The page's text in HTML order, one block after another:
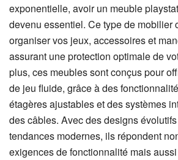
exponentielle, avoir un meuble
devenu essentiel. Ce type de mobilier
organiser vos jeux, accessoires et
assurant une protection optimale de
plus, ces meubles sont conçus pour
de jeu fluide, grâce à des
étagères ajustables et des systèmes
des câbles. Avec des designs
tendances modernes, ils répondent
exigences de fonctionnalité mais